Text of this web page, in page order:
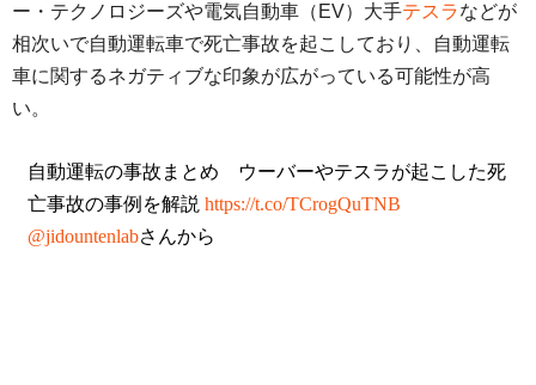
ー・テクノロジーズや電気自動車（EV）大手テスラなどが
相次いで自動運転車で死亡事故を起こしており、自動運転
車に関するネガティブな印象が広がっている可能性が高
い。
自動運転の事故まとめ ウーバーやテスラが起こした死
亡事故の事例を解説 https://t.co/TCrogQuTNB
@jidountenlabさんから